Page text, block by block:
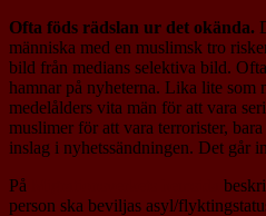
Ofta föds rädslan ur det okända.
människa med en muslimsk tro
bild från medians selektiva bild.
hamnar på nyheterna. Lika lite som
medelålders vita män för att vara
muslimer för att vara terrorister,
inslag i nyhetssändningen. Det går
På
person ska beviljas asyl/